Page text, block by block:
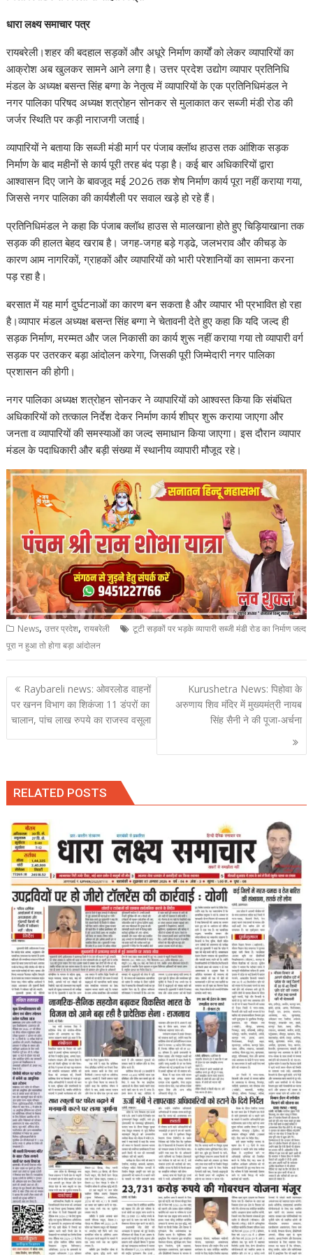
s
p
p
b
o
k
t
r
I
n
a
m
धारा लक्ष्य समाचार पत्र
रायबरेली।शहर की बदहाल सड़कों और अधूरे निर्माण कार्यों को लेकर व्यापारियों का
आक्रोश अब खुलकर सामने आने लगा है। उत्तर प्रदेश उद्योग व्यापार प्रतिनिधि
मंडल के अध्यक्ष बसन्त सिंह बग्गा के नेतृत्व में व्यापारियों के एक प्रतिनिधिमंडल ने
नगर पालिका परिषद अध्यक्ष शत्रोहन सोनकर से मुलाकात कर सब्जी मंडी रोड की
जर्जर स्थिति पर कड़ी नाराजगी जताई।
व्यापारियों ने बताया कि सब्जी मंडी मार्ग पर पंजाब क्लॉथ हाउस तक आंशिक सड़क
निर्माण के बाद महीनों से कार्य पूरी तरह बंद पड़ा है। कई बार अधिकारियों द्वारा
आश्वासन दिए जाने के बावजूद मई 2026 तक शेष निर्माण कार्य पूरा नहीं कराया गया,
जिससे नगर पालिका की कार्यशैली पर सवाल खड़े हो रहे हैं।
प्रतिनिधिमंडल ने कहा कि पंजाब क्लॉथ हाउस से मालखाना होते हुए चिड़ियाखाना तक
सड़क की हालत बेहद खराब है। जगह-जगह बड़े गड्ढे, जलभराव और कीचड़ के
कारण आम नागरिकों, ग्राहकों और व्यापारियों को भारी परेशानियों का सामना करना
पड़ रहा है।
बरसात में यह मार्ग दुर्घटनाओं का कारण बन सकता है और व्यापार भी प्रभावित हो रहा
है।व्यापार मंडल अध्यक्ष बसन्त सिंह बग्गा ने चेतावनी देते हुए कहा कि यदि जल्द ही
सड़क निर्माण, मरम्मत और जल निकासी का कार्य शुरू नहीं कराया गया तो व्यापारी वर्ग
सड़क पर उतरकर बड़ा आंदोलन करेगा, जिसकी पूरी जिम्मेदारी नगर पालिका
प्रशासन की होगी।
नगर पालिका अध्यक्ष शत्रोहन सोनकर ने व्यापारियों को आश्वस्त किया कि संबंधित
अधिकारियों को तत्काल निर्देश देकर निर्माण कार्य शीघ्र शुरू कराया जाएगा और
जनता व व्यापारियों की समस्याओं का जल्द समाधान किया जाएगा। इस दौरान व्यापार
मंडल के पदाधिकारी और बड़ी संख्या में स्थानीय व्यापारी मौजूद रहे।
News,उत्तर प्रदेश,रायबरेली
टूटी सड़कों पर भड़के व्यापारी सब्जी मंडी रोड का निर्माण जल्द
पूरा न हुआ तो होगा बड़ा आंदोलन
Post
navigation
Raybareli news: ओवरलोड वाहनों
पर खनन विभाग का शिकंजा 11 डंपरों का
चालान, पांच लाख रुपये का राजस्व वसूला
Kurushetra News: पिहोवा के
अरुणाय शिव मंदिर में मुख्यमंत्री नायब
सिंह सैनी ने की पूजा-अर्चना
RELATED POSTS